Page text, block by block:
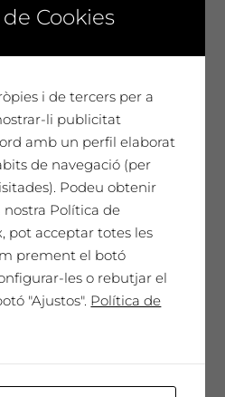
a les 20h: Visita
concert d’Eduard
Cordover
anticipada
8 €
disponible
Cookies
i de tercers per a
li publicitat
amb un perfil elaborat
de navegació (per
Podeu obtenir
Política de
pot acceptar totes les
prement el botó
les o rebutjar el
"Ajustos". Política de